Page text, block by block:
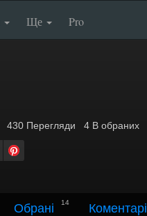
Ще Pro
430 Перегляди 4 В обраних
Обрані 14 Коментарі